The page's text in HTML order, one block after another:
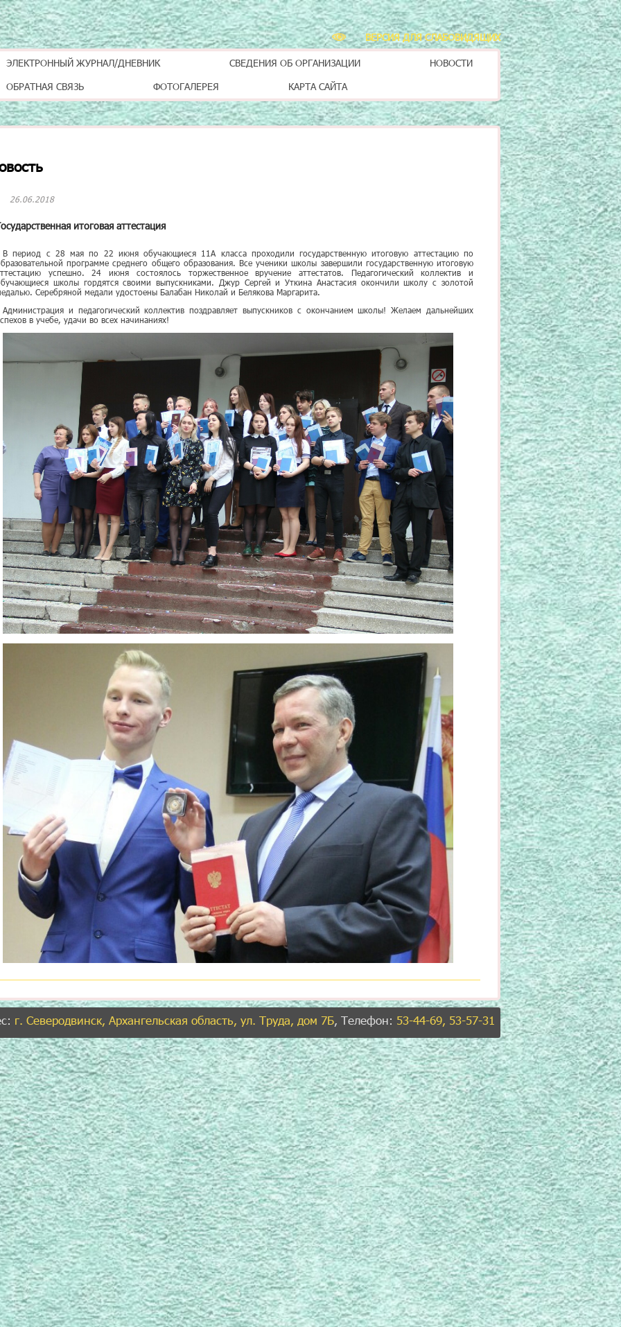
ВЕРСИЯ ДЛЯ СЛАБОВИДЯЩИХ
ЭЛЕКТРОННЫЙ ЖУРНАЛ/ДНЕВНИК СВЕДЕНИЯ ОБ ОРГАНИЗАЦИИ
НОВОСТИ
ОБРАТНАЯ СВЯЗЬ
ФОТОГАЛЕРЕЯ КАРТА САЙТА
26.06.2018
итоговая аттестация
В период с 28 мая по 22 июня обучающиеся 11А класса проходили государственную итоговую аттестацию по
программе среднего общего образования. Все ученики школы завершили государственную итоговую
успешно. 24 июня состоялось торжественное вручение аттестатов. Педагогический коллектив и
школы гордятся своими выпускниками. Джур Сергей и Уткина Анастасия окончили школу с золотой
Серебряной медали удостоены Балабан Николай и Белякова Маргарита.
Администрация и педагогический коллектив поздравляет выпускников с окончанием школы! Желаем дальнейших
в учебе, удачи во всех начинаниях!
г. Северодвинск, Архангельская область, ул. Труда, дом 7Б, Телефон: 53-44-69, 53-57-31